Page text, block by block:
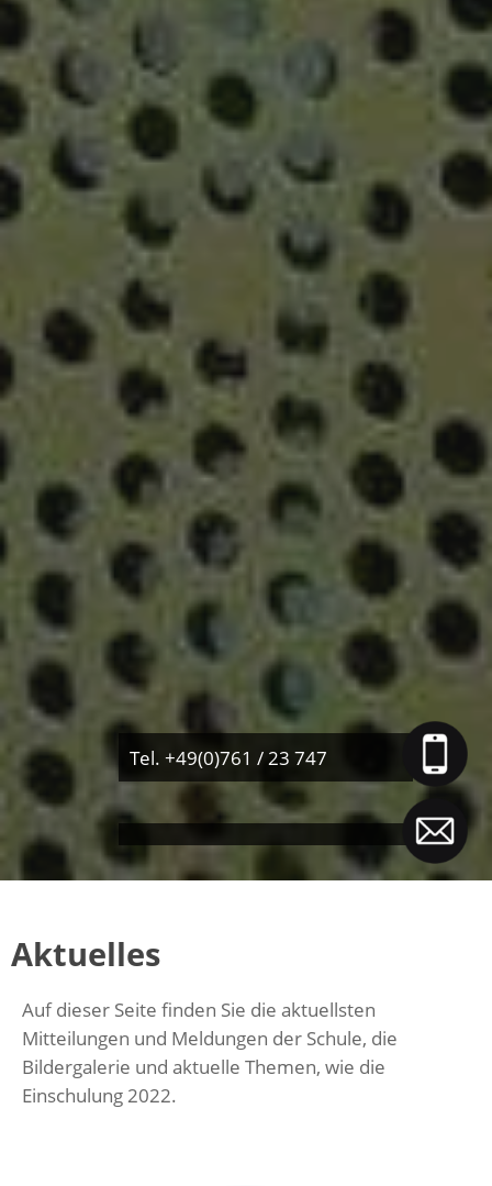
Tel. +49(0)761 / 23 747
Aktuelles
Auf dieser Seite finden Sie die aktuellsten
Mitteilungen und Meldungen der Schule, die
Bildergalerie und aktuelle Themen, wie die
Einschulung 2022.